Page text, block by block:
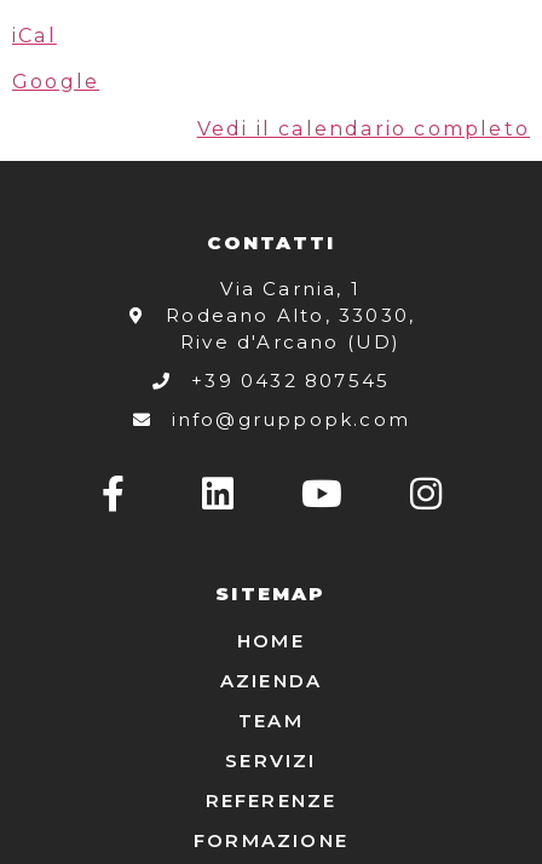
iCal
Google
Vedi il calendario completo
CONTATTI
Via Carnia, 1
Rodeano Alto, 33030,
Rive d'Arcano (UD)
+39 0432 807545
info@gruppopk.com
SITEMAP
HOME
AZIENDA
TEAM
SERVIZI
REFERENZE
FORMAZIONE